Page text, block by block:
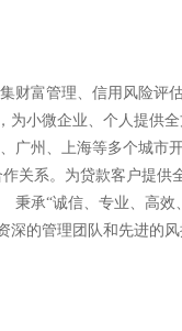
富管理、信用风险评估
为小微企业、个人提供
广州、上海等多个城市
关系。为贷款客户提供
承“诚信、专业、高效
深的管理团队和先进的